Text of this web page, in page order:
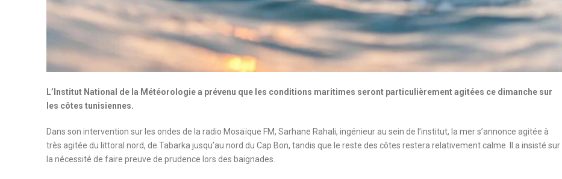
L’Institut National de la Météorologie a prévenu que les conditions maritimes seront particulièrement agitées ce dimanche sur
les côtes tunisiennes.
Dans son intervention sur les ondes de la radio Mosaïque FM, Sarhane Rahali, ingénieur au sein de l’institut, la mer s’annonce agitée à
très agitée du littoral nord, de Tabarka jusqu’au nord du Cap Bon, tandis que le reste des côtes restera relativement calme. Il a insisté sur
la nécessité de faire preuve de prudence lors des baignades.